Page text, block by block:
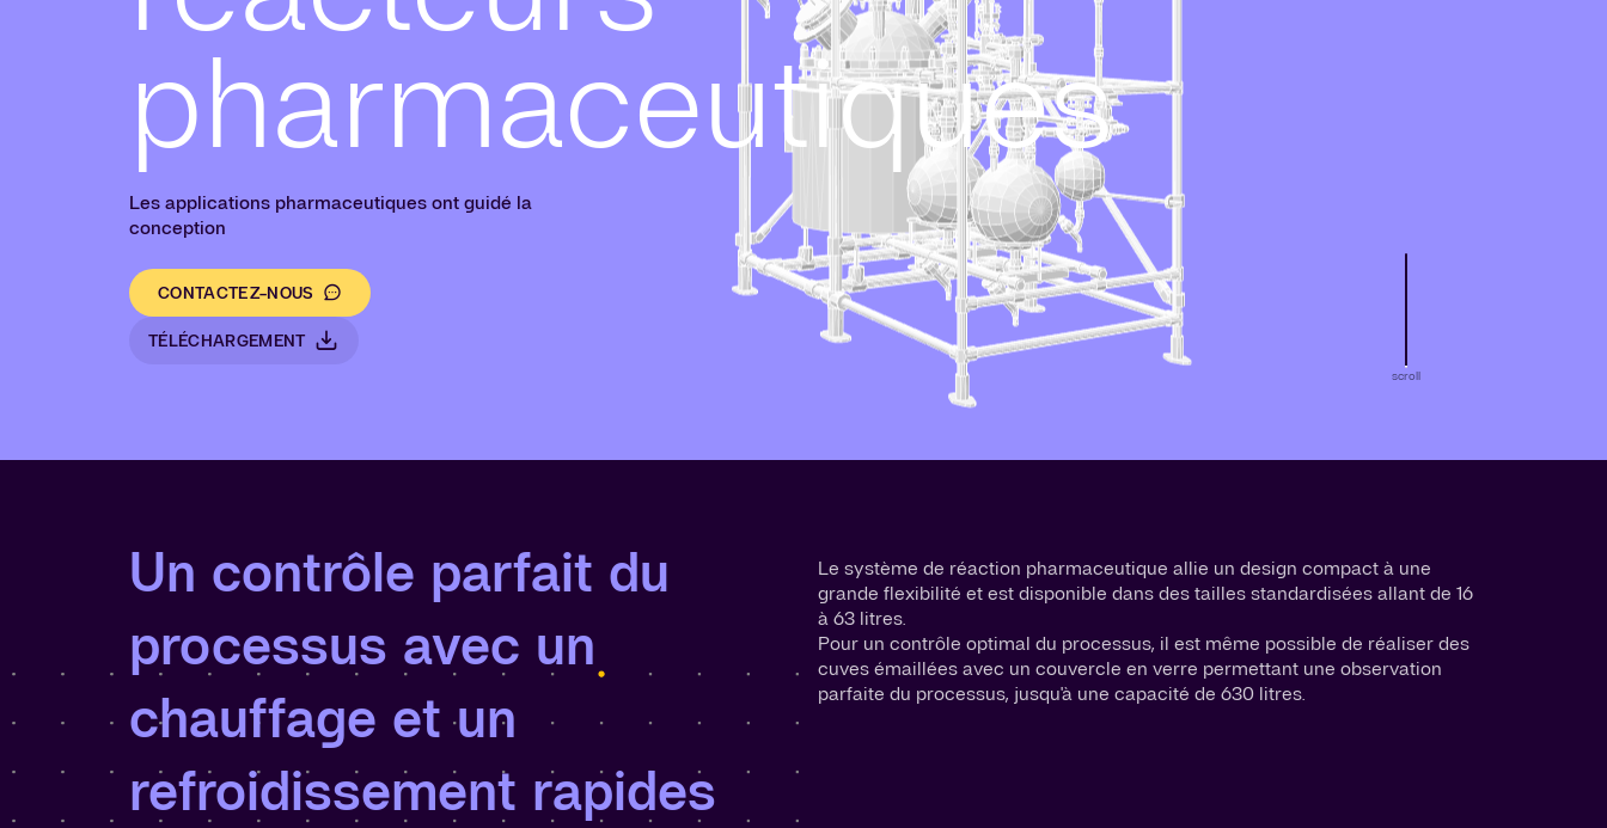
pharmaceutiques
Les applications pharmaceutiques ont guidé la
conception
CONTACTEZ-NOUS
TÉLÉCHARGEMENT
scroll
Un contrôle parfait du
processus avec un
chauffage et un
refroidissement rapides
Le système de réaction pharmaceutique allie un design compact à une
grande flexibilité et est disponible dans des tailles standardisées allant de 16
à 63 litres.
Pour un contrôle optimal du processus, il est même possible de réaliser des
cuves émaillées avec un couvercle en verre permettant une observation
parfaite du processus, jusqu'à une capacité de 630 litres.